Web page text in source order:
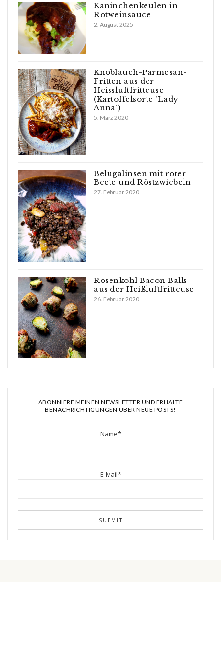
Kaninchenkeulen in
Rotweinsauce
2. August 2025
Knoblauch-Parmesan-
Fritten aus der
Heissluftfritteuse
(Kartoffelsorte 'Lady
Anna')
5. März 2020
Belugalinsen mit roter
Beete und Röstzwiebeln
27. Februar 2020
Rosenkohl Bacon Balls
aus der Heißluftfritteuse
26. Februar 2020
ABONNIERE MEINEN NEWSLETTER UND ERHALTE
BENACHRICHTIGUNGEN ÜBER NEUE POSTS!
Name*
E-Mail*